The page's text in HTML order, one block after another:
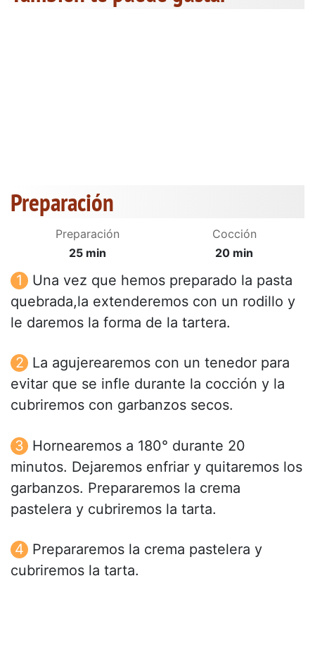
Preparación
Preparación
25 min
Cocción
20 min
Una vez que hemos preparado la pasta
quebrada,la extenderemos con un rodillo y
le daremos la forma de la tartera.
La agujerearemos con un tenedor para
evitar que se infle durante la cocción y la
cubriremos con garbanzos secos.
Hornearemos a 180° durante 20
minutos. Dejaremos enfriar y quitaremos los
garbanzos. Prepararemos la crema
pastelera y cubriremos la tarta.
Prepararemos la crema pastelera y
cubriremos la tarta.